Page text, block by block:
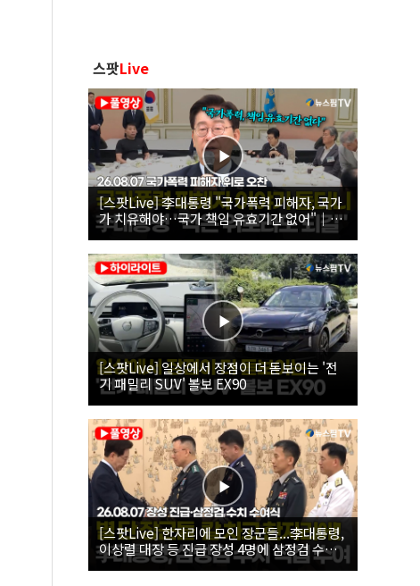
스팟Live
[스팟Live] 李대통령 "국가폭력 피해자, 국가
가 치유해야…국가 책임 유효기간 없어"｜
26.08.07 국가폭력 피해자 위로 오찬
[스팟Live] 일상에서 장점이 더 돋보이는 '전
기 패밀리 SUV' 볼보 EX90
[스팟Live] 한자리에 모인 장군들...李대통령,
이상렬 대장 등 진급 장성 4명에 삼정검 수치
직접 수여｜26.08.07 장성 진급·삼정검 수치